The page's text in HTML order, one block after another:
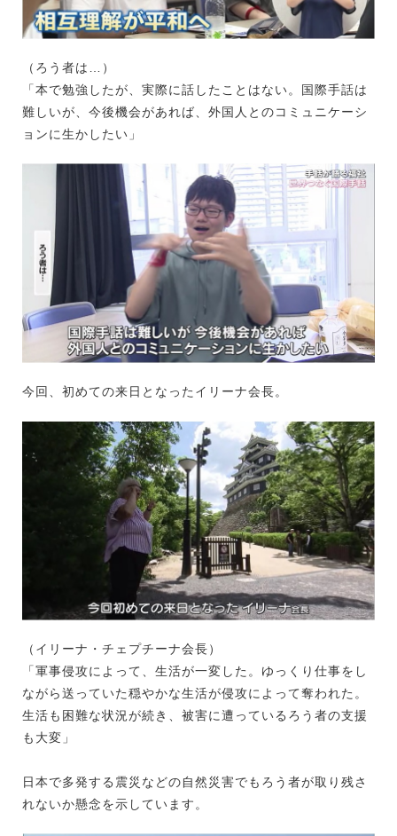
（ろう者は…）
「本で勉強したが、実際に話したことはない。国際手話は
難しいが、今後機会があれば、外国人とのコミュニケーシ
ョンに生かしたい」
今回、初めての来日となったイリーナ会長。
（イリーナ・チェプチーナ会長）
「軍事侵攻によって、生活が一変した。ゆっくり仕事をし
ながら送っていた穏やかな生活が侵攻によって奪われた。
生活も困難な状況が続き、被害に遭っているろう者の支援
も大変」
日本で多発する震災などの自然災害でもろう者が取り残さ
れないか懸念を示しています。